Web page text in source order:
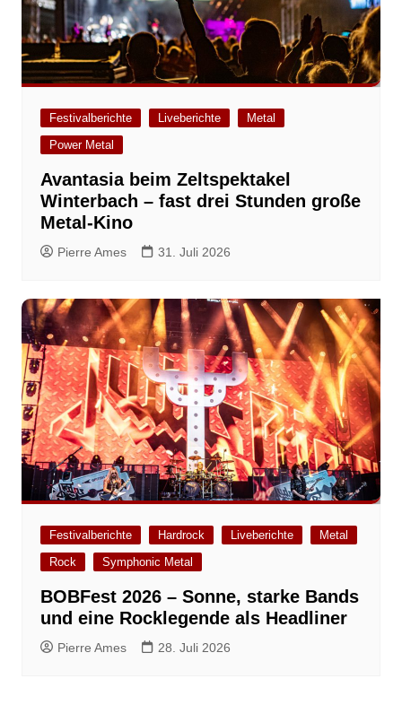
Festivalberichte Liveberichte
Metal
Power Metal
Avantasia beim Zeltspektakel
Winterbach – fast drei Stunden große
Metal-Kino
Pierre Ames 31. Juli 2026
Festivalberichte Hardrock Liveberichte
Metal
Rock
Symphonic Metal
BOBFest 2026 – Sonne, starke Bands
und eine Rocklegende als Headliner
Pierre Ames 28. Juli 2026